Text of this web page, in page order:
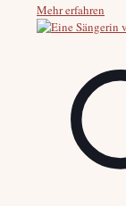
Mehr erfahren